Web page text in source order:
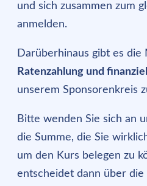
und sich zusammen zum
anmelden.
Darüberhinaus gibt es die
Ratenzahlung und
unserem Sponsorenkreis
Bitte wenden Sie sich an
die Summe, die Sie
um den Kurs belegen zu
entscheidet dann über die